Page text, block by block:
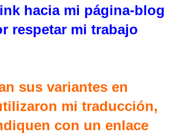
hacia mi página-blog
respetar mi trabajo
sus variantes en
mi traducción,
con un enlace